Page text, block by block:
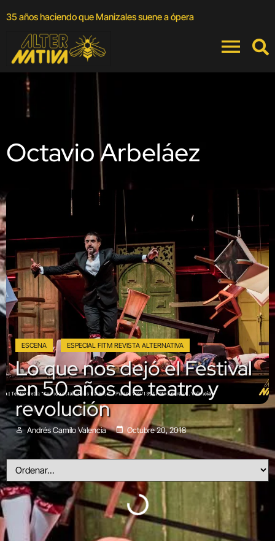
35 años haciendo que Manizales suene a ópera
Octavio Arbeláez
ESCENA , ESPECIAL FITM REVISTA ALTERNATIVA
Lo que nos dejó el Festival
en 50 años de teatro y
revolución
Andrés Camilo Valencia Octubre 20, 2018